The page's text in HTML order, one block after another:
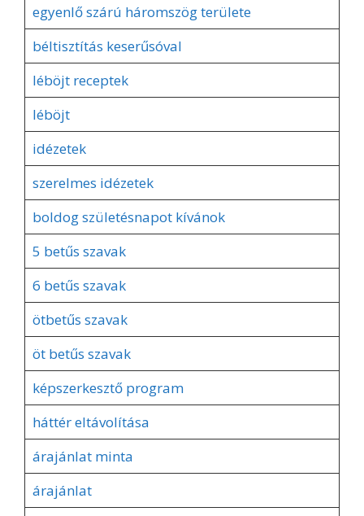
egyenlő szárú háromszög területe
béltisztítás keserűsóval
léböjt receptek
léböjt
idézetek
szerelmes idézetek
boldog születésnapot kívánok
5 betűs szavak
6 betűs szavak
ötbetűs szavak
öt betűs szavak
képszerkesztő program
háttér eltávolítása
árajánlat minta
árajánlat